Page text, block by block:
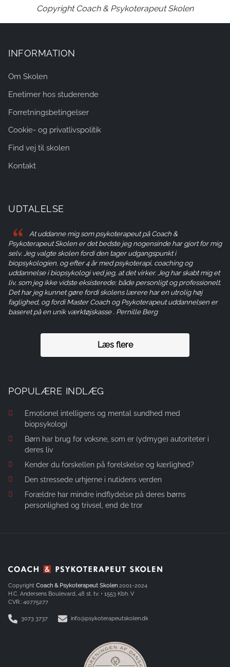
Copyright Coach & Psykoterapeut Skolen
INFORMATION
Om Skolen
Enetimer hos studerende
Forretningsbetingelser
Cookie- og privatlivspolitik
Find vej til skolen
Kontakt
UDTALELSE
At uddanne mig som psykoterapeut på Coach &
Psykoterapeut Skolen er det bedste jeg nogensinde har gjort for mig
selv. Jeg valgte skolen fordi den tager udgangspunkt i
biopsykologien, og efter 4 år med psykoterapi, coaching og
uddannelse i biopsykologi ved jeg, at det virker. Jeg har skabt mig et
liv, som jeg ikke vidste eksisterede; både personligt og professionelt.
Det har jeg kunnet gøre fordi skolens lærere har en utrolig høj
faglighed, og fordi Master Coach og Psykoterapeut uddannelsen er
baseret på en unik værktøjskasse . Pernille Berg
Læs flere
POPULÆRE INDLÆG
Emotionel intelligens og mental sundhed med
biopsykologi
Børn har brug for voksne, som er (ydmyge) autoriteter i
deres liv
Kender du forskellen på forelskelse og kærlighed?
Den stressede urhjerne i nutidens verden
Forældre har mindre indflydelse på deres børns
personlighed og trivsel, end de tror
Copyright Coach & Psykoterapeut Skolen 2001-2024
H.C. Andersens Boulevard, 48 st. tv. • 1553 Kbh. V
CVR.: 40775277
3073 3737 info@psykoterapeutskolen.dk